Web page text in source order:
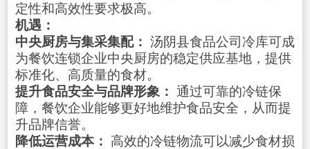
定性和高效性要求极高。
机遇：
中央厨房与集采集配： 汤阴县食品公司冷库可成
为餐饮连锁企业中央厨房的稳定供应基地，提供
标准化、高质量的食材。
提升食品安全与品牌形象： 通过可靠的冷链保
障，餐饮企业能够更好地维护食品安全，从而提
升品牌信誉。
降低运营成本：
高效的冷链物流可以减少食材损